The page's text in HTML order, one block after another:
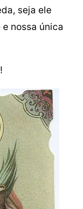
seja ele
nossa única